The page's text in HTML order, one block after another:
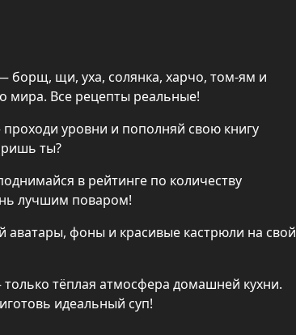
борщ, щи, уха, солянка, харчо, том-ям и
мира. Все рецепты реальные!
уровни и пополняй свою книгу
ты?
в рейтинге по количеству
лучшим поваром!
фоны и красивые кастрюли на свой
тёплая атмосфера домашней кухни.